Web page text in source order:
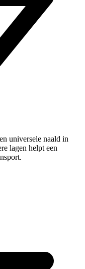
universele naald in
lagen helpt een